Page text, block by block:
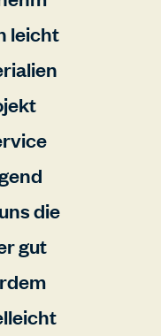
leicht
die
gut